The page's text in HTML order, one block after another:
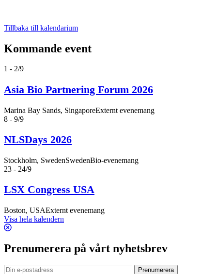
Tillbaka till kalendarium
Kommande event
1 - 2/9
Asia Bio Partnering Forum 2026
Marina Bay Sands, SingaporeExternt evenemang
8 - 9/9
NLSDays 2026
Stockholm, SwedenSwedenBio-evenemang
23 - 24/9
LSX Congress USA
Boston, USAExternt evenemang
Visa hela kalendern
Prenumerera på vårt nyhetsbrev
Prenumerera